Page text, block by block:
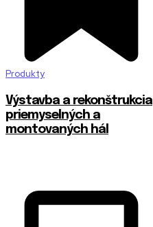
Produkty
Výstavba a rekonštrukcia
priemyselných a
montovaných hál